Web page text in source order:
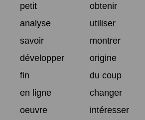
petit
obtenir
analyse
utiliser
savoir
montrer
développer
origine
fin
du coup
en ligne
changer
oeuvre
intéresser